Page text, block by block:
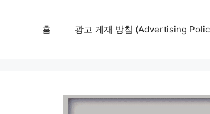
홈 광고 게재 방침 (Advertising